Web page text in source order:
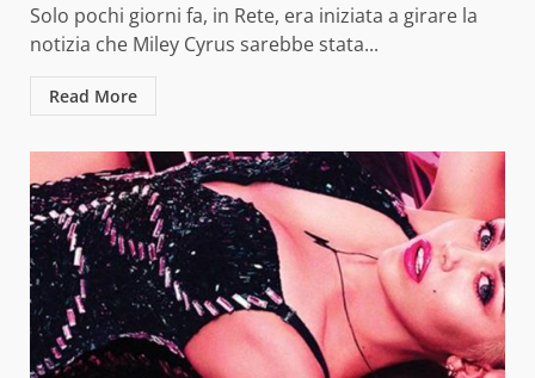
Solo pochi giorni fa, in Rete, era iniziata a girare la
notizia che Miley Cyrus sarebbe stata...
Read More